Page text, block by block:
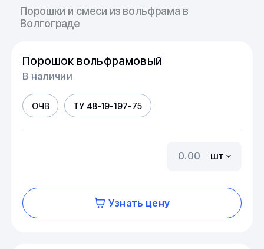
Порошки и смеси из вольфрама в
Волгограде
Порошок вольфрамовый
В наличии
ОЧВ ТУ 48-19-197-75
шт
Узнать цену